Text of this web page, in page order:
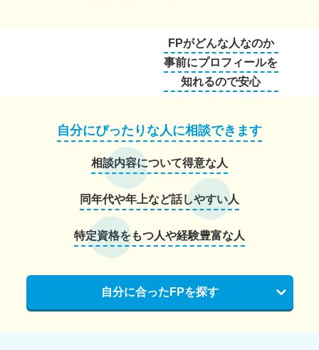
FPがどんな人なのか
事前にプロフィールを
知れるので安心
自分にぴったりな人に相談できます
相談内容について得意な人
同年代や年上など話しやすい人
特定資格をもつ人や経験豊富な人
自分に合ったFPを探す